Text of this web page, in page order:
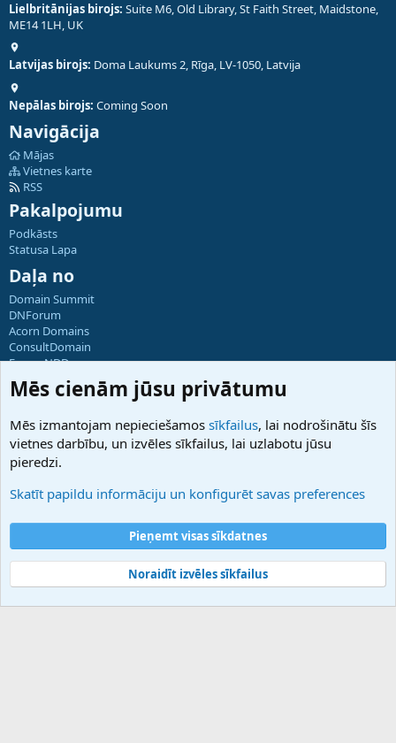
Lielbritānijas birojs: Suite M6, Old Library, St Faith Street, Maidstone,
ME14 1LH, UK
Latvijas birojs: Doma Laukums 2, Rīga, LV-1050, Latvija
Nepālas birojs: Coming Soon
Navigācija
Mājas
Vietnes karte
RSS
Pakalpojumu
Podkāsts
Statusa Lapa
Daļa no
Domain Summit
DNForum
Acorn Domains
ConsultDomain
ForumNDD
Domainforum.ro
27.be
Hostmaria
Atbalsts
Palīdzība
Noteikumi un nosacījumi
Privātuma politika
Community platform by XenForo® © 2010-2025 XenForo Ltd.
Mēs cienām jūsu privātumu
Mēs izmantojam nepieciešamos sīkfailus, lai nodrošinātu šīs
vietnes darbību, un izvēles sīkfailus, lai uzlabotu jūsu
pieredzi.
Skatīt papildu informāciju un konfigurēt savas preferences
Pieņemt visas sīkdatnes
Noraidīt izvēles sīkfailus